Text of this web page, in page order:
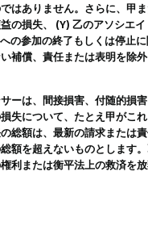
はありません。さらに、甲
の損失、 (Y) 乙のアソシエ
の参加の終了もしくは停止
補償、責任または表明を除
ーは、間接損害、付随的損
失について、たとえ甲がこ
総額は、最新の請求または
額を超えないものとします
利または衡平法上の救済を